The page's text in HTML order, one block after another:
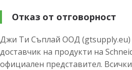
Отказ от отговорност
Джи Ти Съплай ООД (gtsupply.eu)
доставчик на продукти на
официален представител.